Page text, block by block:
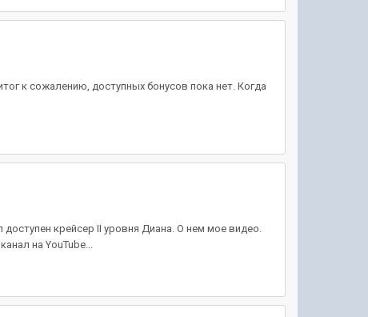
к сожалению, доступных бонусов пока нет. Когда
крейсер II уровня Диана. О нем мое видео.
на YouTube...